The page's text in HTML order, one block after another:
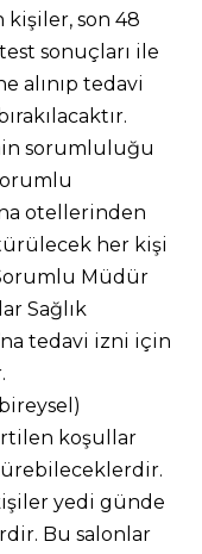
kişiler, son 48
sonuçları ile
alınıp tedavi
sorumluluğu
otellerinden
her kişi
Müdür
Sağlık
tedavi izni için
koşullar
yedi günde
Bu salonlar